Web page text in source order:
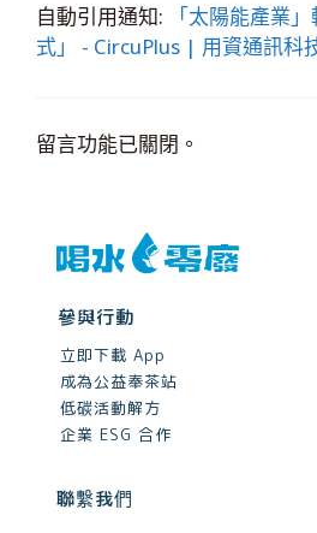
自動引用通知:
「太陽能產業
式」 - CircuPlus | 用資通訊科
留言功能已關閉。
參與行動
立即下載 App
成為公益奉茶站
低碳活動解方
企業 ESG 合作
聯繫我們